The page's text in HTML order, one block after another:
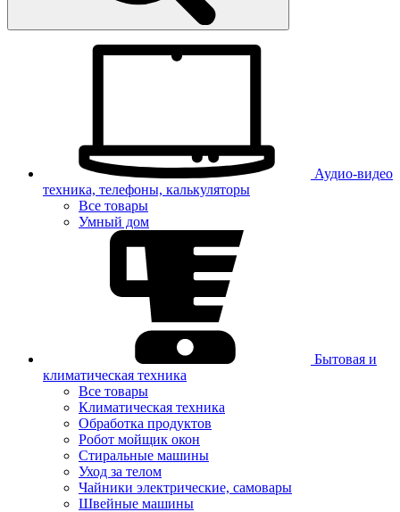
Аудио-видео
техника, телефоны, калькуляторы
Все товары
Умный дом
Бытовая и
климатическая техника
Все товары
Климатическая техника
Обработка продуктов
Робот мойщик окон
Стиральные машины
Уход за телом
Чайники электрические, самовары
Швейные машины